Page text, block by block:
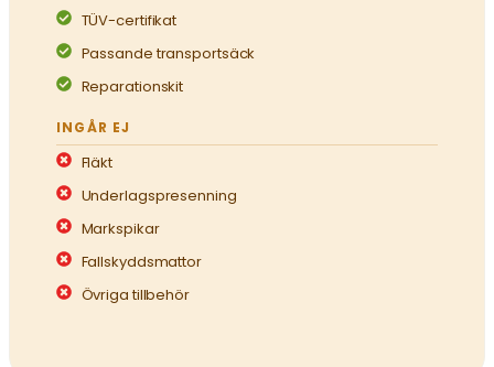
TÜV-certifikat
Passande transportsäck
Reparationskit
INGÅR EJ
Fläkt
Underlagspresenning
Markspikar
Fallskyddsmattor
Övriga tillbehör